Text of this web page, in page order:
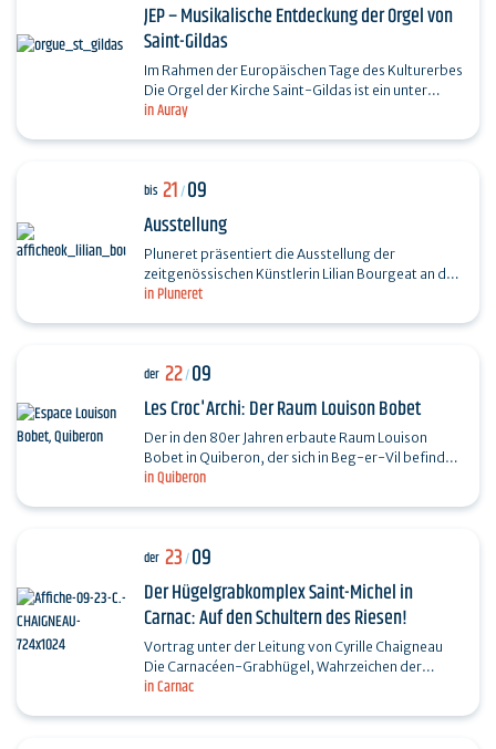
in Auray
JEP – Musikalische Entdeckung der Orgel von
Saint-Gildas
Im Rahmen der Europäischen Tage des Kulturerbes
Die Orgel der Kirche Saint-Gildas ist ein unter
Denkmalschutz stehendes Instrument. Sie wird
in Pluneret
bis 21/09
Ausstellung
Pluneret präsentiert die Ausstellung der
zeitgenössischen Künstlerin Lilian Bourgeat an drei
öffentlichen Orten der Gemeinde: auf dem Square
in Quiberon
der 22/09
Les Croc'Archi: Der Raum Louison Bobet
Der in den 80er Jahren erbaute Raum Louison
Bobet in Quiberon, der sich in Beg-er-Vil befindet,
wird derzeit umfangreich saniert. Unter der
in Carnac
der 23/09
Der Hügelgrabkomplex Saint-Michel in
Carnac: Auf den Schultern des Riesen!
Vortrag unter der Leitung von Cyrille Chaigneau
Die Carnacéen-Grabhügel, Wahrzeichen der
Jungsteinzeit im Morbihan, zeugen bereits seit